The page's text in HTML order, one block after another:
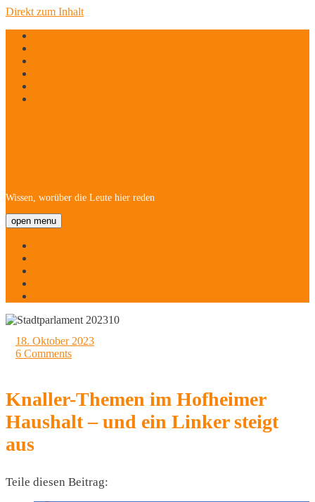
Direkt zum Inhalt
Wissen, worüber die Leute hier reden
open menu
18. Oktober 2023
6 Comments
Knaller-Themen im Hofheimer
Haushalt – und ein Linker steigt
aus
Teile diesen Beitrag: